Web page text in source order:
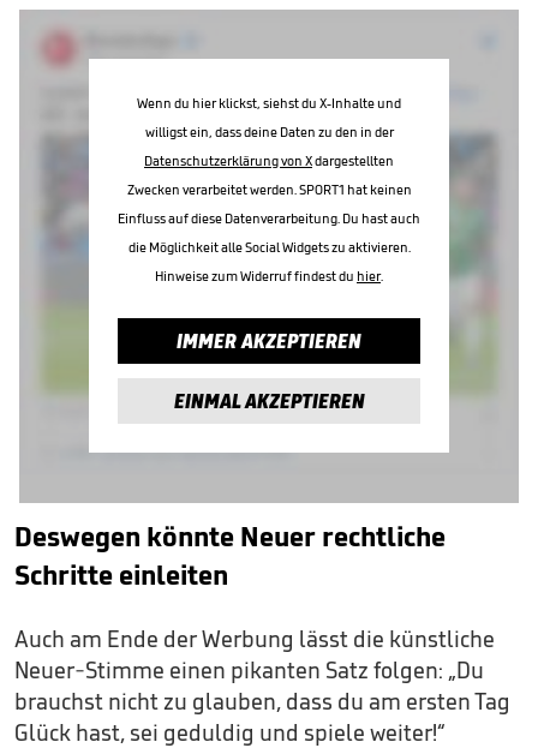
Wenn du hier klickst, siehst du X-Inhalte und
willigst ein, dass deine Daten zu den in der
Datenschutzerklärung von Xdargestellten
Zwecken verarbeitet werden. SPORT1 hat keinen
Einfluss auf diese Datenverarbeitung. Du hast auch
die Möglichkeit alle Social Widgets zu aktivieren.
Hinweise zum Widerruf findest du hier.
IMMER AKZEPTIEREN
EINMAL AKZEPTIEREN
Deswegen könnte Neuer rechtliche
Schritte einleiten
Auch am Ende der Werbung lässt die künstliche
Neuer-Stimme einen pikanten Satz folgen: „Du
brauchst nicht zu glauben, dass du am ersten Tag
Glück hast, sei geduldig und spiele weiter!“